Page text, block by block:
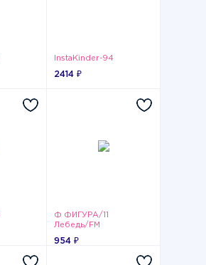
InstaKinder-94
2414 ₽
Ф ФИГУРА/11
Лебедь/FM
954 ₽